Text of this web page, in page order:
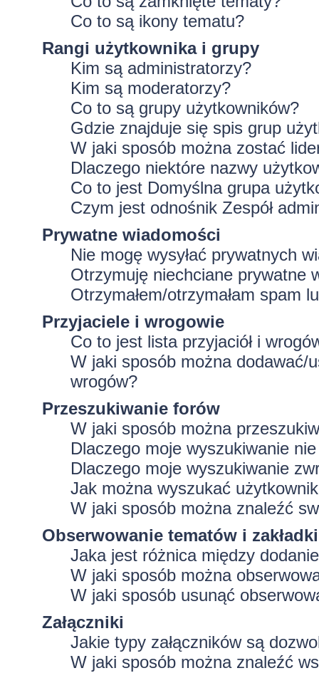
Co to są ikony tematu?
Rangi użytkownika i grupy
Kim są administratorzy?
Kim są moderatorzy?
Co to są grupy użytkowników?
Gdzie znajduje się spis grup
W jaki sposób można zostać
Dlaczego niektóre nazwy
Co to jest Domyślna grupa
Czym jest odnośnik Zespół
Prywatne wiadomości
Nie mogę wysyłać prywatnych
Otrzymuję niechciane prywatne
Otrzymałem/otrzymałam spam
Przyjaciele i wrogowie
Co to jest lista przyjaciół i
W jaki sposób można dodawać/
wrogów?
Przeszukiwanie forów
W jaki sposób można
Dlaczego moje wyszukiwanie
Dlaczego moje wyszukiwanie
Jak można wyszukać
W jaki sposób można znaleźć
Obserwowanie tematów i zakładki
Jaka jest różnica między
W jaki sposób można
W jaki sposób usunąć
Załączniki
Jakie typy załączników są
W jaki sposób można znaleźć